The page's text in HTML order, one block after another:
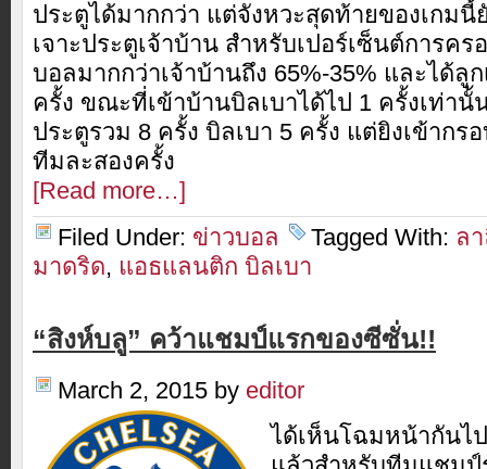
ประตูได้มากกว่า แต่จังหวะสุดท้ายของเกมนี้
เจาะประตูเจ้าบ้าน สำหรับเปอร์เซ็นต์การค
บอลมากกว่าเจ้าบ้านถึง 65%-35% และได้ลู
ครั้ง ขณะที่เข้าบ้านบิลเบาได้ไป 1 ครั้งเท่านั้
ประตูรวม 8 ครั้ง บิลเบา 5 ครั้ง แต่ยิงเข้ากร
ทีมละสองครั้ง
[Read more…]
Filed Under: ข่าวบอล Tagged With: ล
มาดริด, แอธแลนติก บิลเบา
“สิงห์บลู” คว้าแชมป์แรกของซีซั่น!!
March 2, 2015 by editor
ได้เห็นโฉมหน้ากันไ